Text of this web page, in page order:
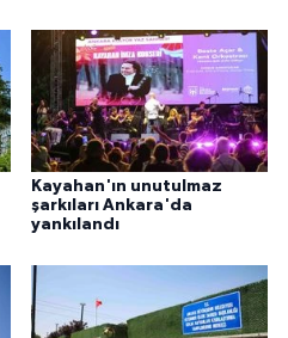
Kayahan'ın unutulmaz
şarkıları Ankara'da
yankılandı